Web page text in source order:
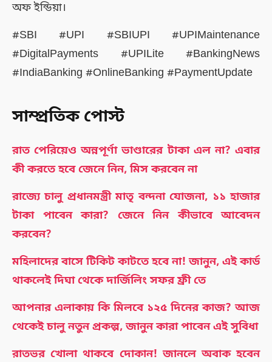
অফ ইন্ডিয়া।
#SBI #UPI #SBIUPI #UPIMaintenance
#DigitalPayments #UPILite #BankingNews
#IndiaBanking #OnlineBanking #PaymentUpdate
সাম্প্রতিক পোস্ট
রাত পেরিয়েও অন্নপূর্ণা ভাণ্ডারের টাকা এল না? এবার
কী করতে হবে জেনে নিন, মিস করবেন না
রাজ্যে চালু প্রধানমন্ত্রী মাতৃ বন্দনা যোজনা, ১১ হাজার
টাকা পাবেন কারা? জেনে নিন কীভাবে আবেদন
করবেন?
মহিলাদের বাসে টিকিট কাটতে হবে না! জানুন, এই কার্ড
থাকলেই দিঘা থেকে দার্জিলিং সফর ফ্রী তে
আপনার এলাকায় কি মিলবে ১২৫ দিনের কাজ? আজ
থেকেই চালু নতুন প্রকল্প, জানুন কারা পাবেন এই সুবিধা
রাতভর খোলা থাকবে দোকান! জানলে অবাক হবেন